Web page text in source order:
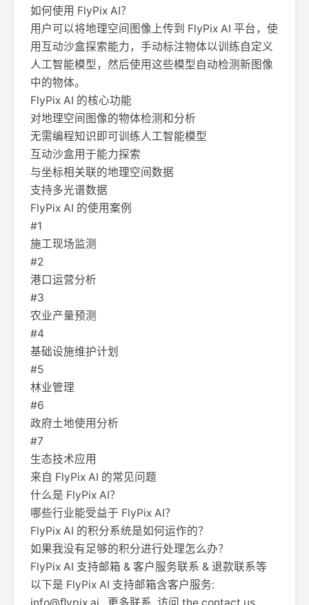
如何使用 FlyPix AI？
用户可以将地理空间图像上传到 FlyPix AI 平台，使
用互动沙盒探索能力，手动标注物体以训练自定义
人工智能模型，然后使用这些模型自动检测新图像
中的物体。
FlyPix AI 的核心功能
对地理空间图像的物体检测和分析
无需编程知识即可训练人工智能模型
互动沙盒用于能力探索
与坐标相关联的地理空间数据
支持多光谱数据
FlyPix AI 的使用案例
#1
施工现场监测
#2
港口运营分析
#3
农业产量预测
#4
基础设施维护计划
#5
林业管理
#6
政府土地使用分析
#7
生态技术应用
来自 FlyPix AI 的常见问题
什么是 FlyPix AI？
哪些行业能受益于 FlyPix AI？
FlyPix AI 的积分系统是如何运作的？
如果我没有足够的积分进行处理怎么办？
FlyPix AI 支持邮箱 & 客户服务联系 & 退款联系等
以下是 FlyPix AI 支持邮箱含客户服务: